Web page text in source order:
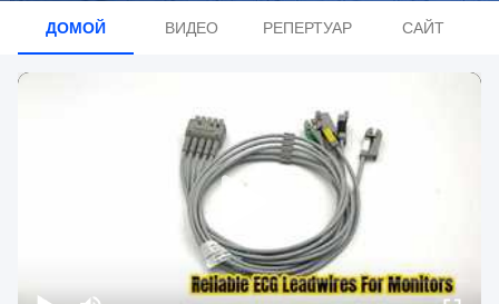
ДОМОЙ ВИДЕО РЕПЕРТУАР САЙТ